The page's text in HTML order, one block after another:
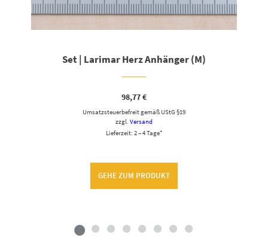
Set | Larimar Herz Anhänger (M)
98,77€
Umsatzsteuerbefreit gemäß UStG §19
zzgl.Versand
Lieferzeit: 2 – 4 Tage*
GEHE ZUM PRODUKT